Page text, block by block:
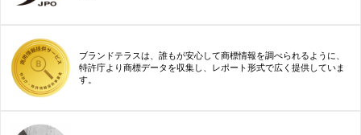
ブランドテラスは、誰もが安心して商標情報を調べられるように、
特許庁より商標データを収集し、レポート形式で広く提供していま
す。